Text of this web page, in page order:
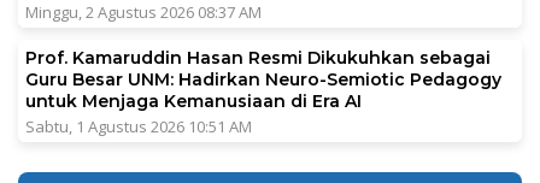
Minggu, 2 Agustus 2026 08:37 AM
Prof. Kamaruddin Hasan Resmi Dikukuhkan sebagai
Guru Besar UNM: Hadirkan Neuro-Semiotic Pedagogy
untuk Menjaga Kemanusiaan di Era AI
Sabtu, 1 Agustus 2026 10:51 AM